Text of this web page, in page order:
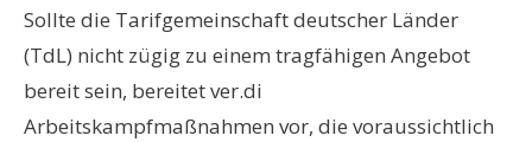
Sollte die Tarifgemeinschaft deutscher Länder
(TdL) nicht zügig zu einem tragfähigen Angebot
bereit sein, bereitet ver.di
Arbeitskampfmaßnahmen vor, die voraussichtlich